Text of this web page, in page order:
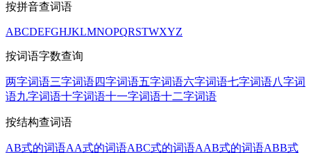
按拼音查词语
ABCDEFGHJKLMNOPQRSTWXYZ
按词语字数查询
两字词语三字词语四字词语五字词语六字词语七字词语八字词
语九字词语十字词语十一字词语十二字词语
按结构查词语
AB式的词语AA式的词语ABC式的词语AAB式的词语ABB式